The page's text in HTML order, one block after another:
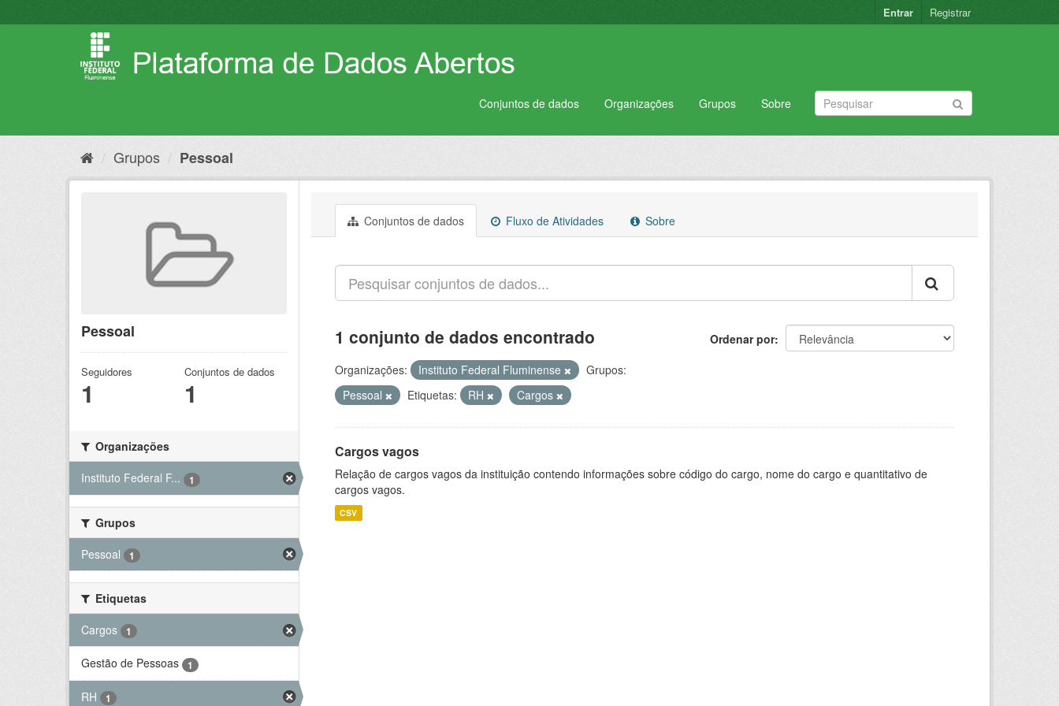
para
Entrar Registrar
Conjuntos de dados Organizações Grupos Sobre
Grupos Pessoal
Pessoal
Seguidores
1
Conjuntos de dados
1
Organizações
Instituto Federal F...
1
Grupos
Pessoal
1
Etiquetas
Cargos
1
Gestão de Pessoas 1
RH 1
Conjuntos de dados Fluxo de Atividades Sobre
Ordenar por
1 conjunto de dados encontrado
Organizações: Instituto Federal Fluminense
Grupos:
Pessoal
Etiquetas: RH Cargos
Cargos vagos
Relação de cargos vagos da instituição contendo informações sobre código do cargo, nome do cargo e quantitativo de
cargos vagos.
CSV